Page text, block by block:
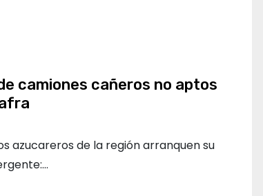
camiones cañeros no aptos
azucareros de la región arranquen su